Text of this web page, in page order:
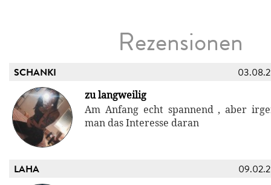
Rezensionen
SCHANKI
zu langweilig
Am Anfang echt spannend , aber
man das Interesse daran
LAHA